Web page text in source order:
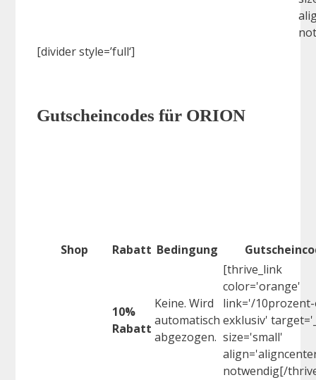
[divider style=’full‘]
Gutscheincodes für ORION
Shop Rabatt Bedingung
10%
Rabatt
Keine. Wird
automatisch
abgezogen.
[thrive_link
color='orange'
link='/
exklusiv'
size='small'
notwendig[/